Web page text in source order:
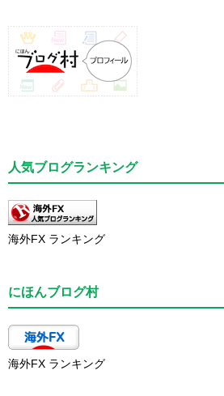
人気ブログランキング
海外FX ランキング
にほんブログ村
海外FX ランキング